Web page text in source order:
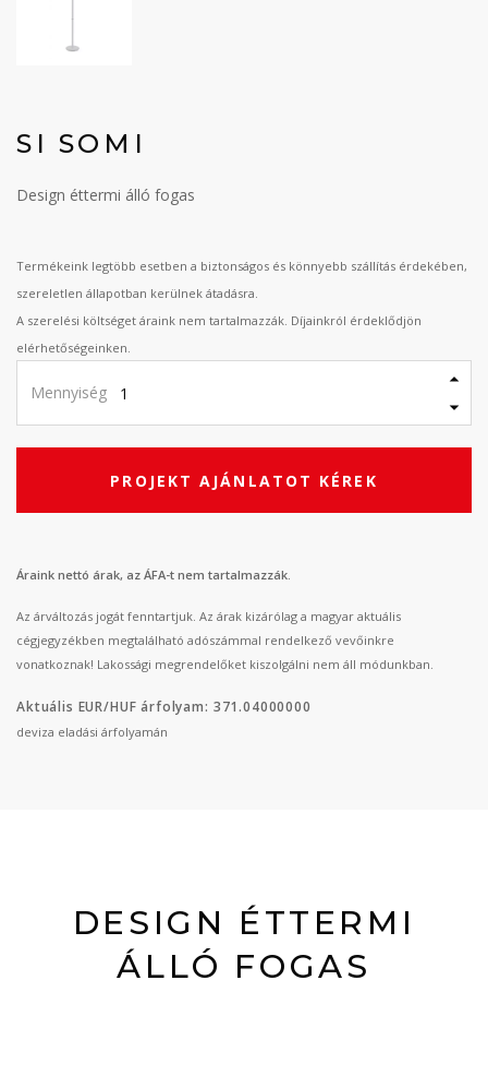
SI SOMI
Design éttermi álló fogas
Termékeink legtöbb esetben a biztonságos és könnyebb szállítás érdekében,
szereletlen állapotban kerülnek átadásra.
A szerelési költséget áraink nem tartalmazzák. Díjainkról érdeklődjön
elérhetőségeinken.
Mennyiség
PROJEKT AJÁNLATOT KÉREK
Áraink nettó árak, az ÁFA-t nem tartalmazzák.
Az árváltozás jogát fenntartjuk. Az árak kizárólag a magyar aktuális
cégjegyzékben megtalálható adószámmal rendelkező vevőinkre
vonatkoznak! Lakossági megrendelőket kiszolgálni nem áll módunkban.
Aktuális EUR/HUF árfolyam: 371.04000000
deviza eladási árfolyamán
DESIGN ÉTTERMI
ÁLLÓ FOGAS